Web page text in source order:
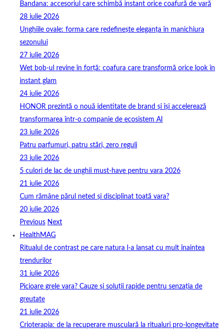
Bandana: accesoriul care schimbă instant orice coafură de vară
28 iulie 2026
Unghiile ovale: forma care redefinește eleganța în manichiura
sezonului
27 iulie 2026
Wet bob-ul revine în forță: coafura care transformă orice look în
instant glam
24 iulie 2026
HONOR prezintă o nouă identitate de brand și își accelerează
transformarea într-o companie de ecosistem AI
23 iulie 2026
Patru parfumuri, patru stări, zero reguli
23 iulie 2026
5 culori de lac de unghii must‑have pentru vara 2026
21 iulie 2026
Cum rămâne părul neted și disciplinat toată vara?
20 iulie 2026
Previous Next
HealthMAG
Ritualul de contrast pe care natura l-a lansat cu mult înaintea
trendurilor
31 iulie 2026
Picioare grele vara? Cauze și soluții rapide pentru senzația de
greutate
21 iulie 2026
Crioterapia: de la recuperare musculară la ritualuri pro‑longevitate